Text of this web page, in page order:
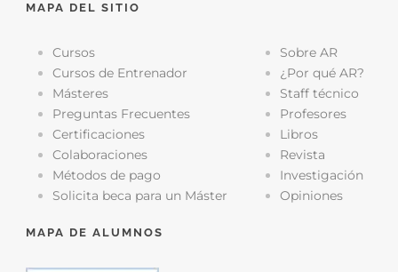
MAPA DEL SITIO
Cursos
Cursos de Entrenador
Másteres
Preguntas Frecuentes
Certificaciones
Colaboraciones
Métodos de pago
Solicita beca para un Máster
Sobre AR
¿Por qué AR?
Staff técnico
Profesores
Libros
Revista
Investigación
Opiniones
MAPA DE ALUMNOS